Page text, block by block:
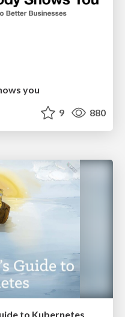
you
9 880
to Kubernetes